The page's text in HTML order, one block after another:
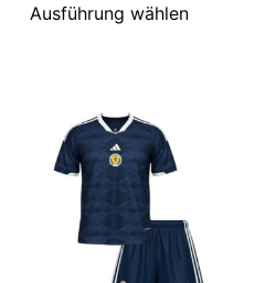
Ausführung wählen